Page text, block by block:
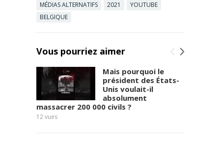
MÉDIAS ALTERNATIFS
2021
YOUTUBE
BELGIQUE
Vous pourriez aimer
Mais pourquoi le
président des États-
Unis voulait-il
absolument
massacrer 200 000 civils ?
12vues